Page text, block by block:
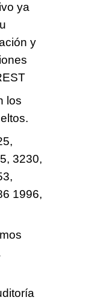
ya
y
los
3230,
1996,